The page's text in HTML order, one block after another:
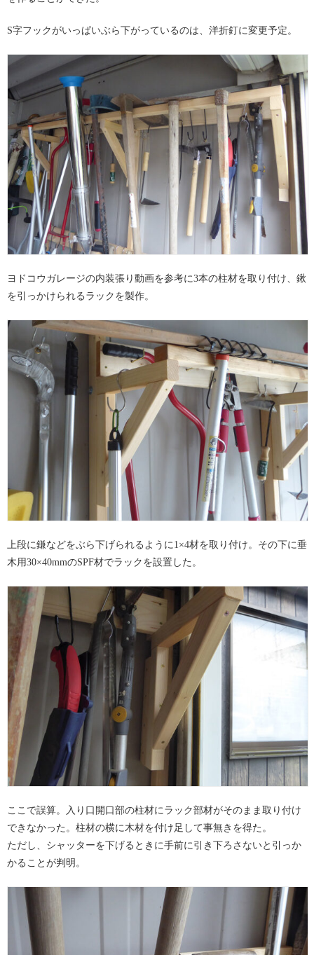
S字フックがいっぱいぶら下がっているのは、洋折釘に変更予定。
ヨドコウガレージの内装張り動画を参考に3本の柱材を取り付け、鍬
を引っかけられるラックを製作。
上段に鎌などをぶら下げられるように1×4材を取り付け。その下に垂
木用30×40mmのSPF材でラックを設置した。
ここで誤算。入り口開口部の柱材にラック部材がそのまま取り付け
できなかった。柱材の横に木材を付け足して事無きを得た。
ただし、シャッターを下げるときに手前に引き下ろさないと引っか
かることが判明。